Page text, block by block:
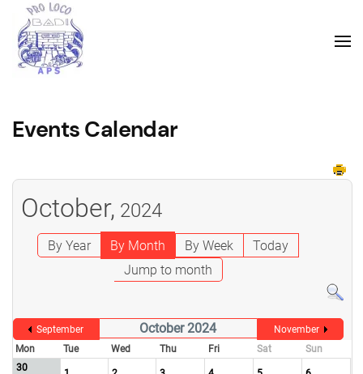
Events Calendar
October, 2024
By Year By Month By Week
Today
Jump to month
September October 2024
November
Mon
Tue Wed Thu Fri Sat
Sun
30